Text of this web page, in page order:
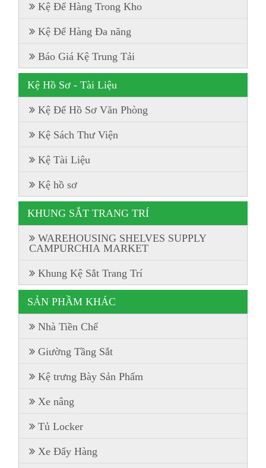
Kệ Để Hàng Trong Kho
Kệ Để Hàng Đa năng
Báo Giá Kệ Trung Tải
Kệ Hồ Sơ - Tài Liệu
Kệ Để Hồ Sơ Văn Phòng
Kệ Sách Thư Viện
Kệ Tài Liệu
Kệ hồ sơ
KHUNG SẮT TRANG TRÍ
WAREHOUSING SHELVES SUPPLY
CAMPURCHIA MARKET
Khung Kệ Sắt Trang Trí
SẢN PHẦM KHÁC
Nhà Tiền Chế
Giường Tầng Sắt
Kệ trưng Bày Sản Phẩm
Xe nâng
Tủ Locker
Xe Đẩy Hàng